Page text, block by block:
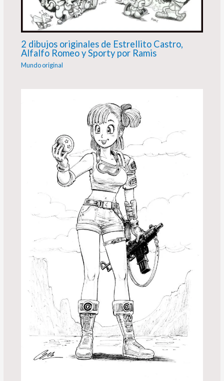
2 dibujos originales de Estrellito Castro,
Alfalfo Romeo y Sporty por Ramis
Mundo original